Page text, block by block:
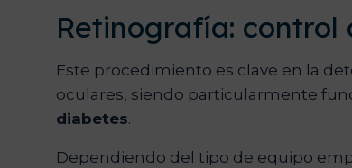
Retinografía: control
Este procedimiento es clave en la
oculares, siendo particularmente
diabetes.
Dependiendo del tipo de equipo